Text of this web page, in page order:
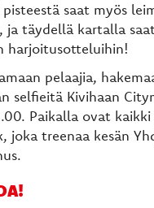
pisteestä saat myös
ja täydellä kartalla
harjoitusotteluihin!
pelaajia,
selfieitä Kivihaan
Paikalla ovat
joka treenaa kesän